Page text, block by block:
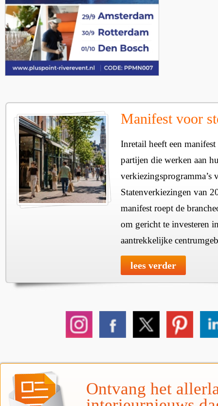
Manifest voor
Inretail heeft een
partijen die werken aan
verkiezingsprogramma’s
Statenverkiezingen van
manifest roept de
om gericht te investeren
aantrekkelijke
lees verder
Ontvang het